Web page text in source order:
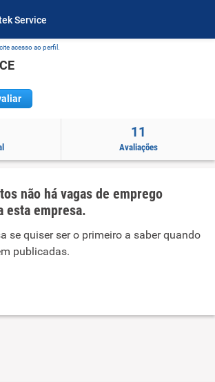
Service
acesso ao perfil.
11
Avaliações
não há vagas de emprego
esta empresa.
se quiser ser o primeiro a saber quando
publicadas.